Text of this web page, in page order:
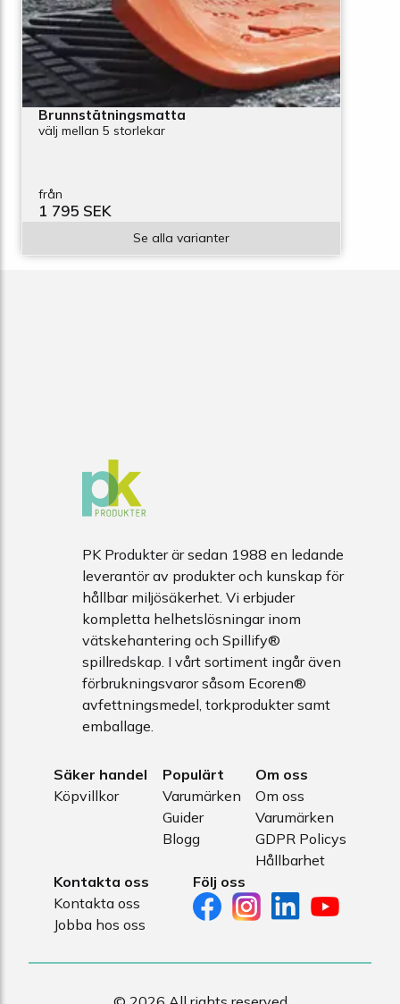
Brunnstätningsmatta
välj mellan 5 storlekar
från
1 795 SEK
Se alla varianter
PK Produkter är sedan 1988 en ledande
leverantör av produkter och kunskap för
hållbar miljösäkerhet. Vi erbjuder
kompletta helhetslösningar inom
vätskehantering och Spillify®
spillredskap. I vårt sortiment ingår även
förbrukningsvaror såsom Ecoren®
avfettningsmedel, torkprodukter samt
emballage.
Säker handel
Köpvillkor
Populärt
Varumärken
Guider
Blogg
Om oss
Om oss
Varumärken
GDPR Policys
Hållbarhet
Kontakta oss
Kontakta oss
Jobba hos oss
Följ oss